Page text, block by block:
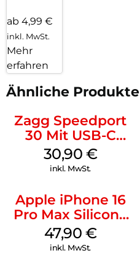
ab 4,99 €
inkl. MwSt.
Mehr
erfahren
Ähnliche Produkte
Zagg Speedport
30 Mit USB-C
Kabel Weiß
30,90 €
inkl. MwSt.
Apple iPhone 16
Pro Max Silicone
Case MagSafe
Black
47,90 €
inkl. MwSt.